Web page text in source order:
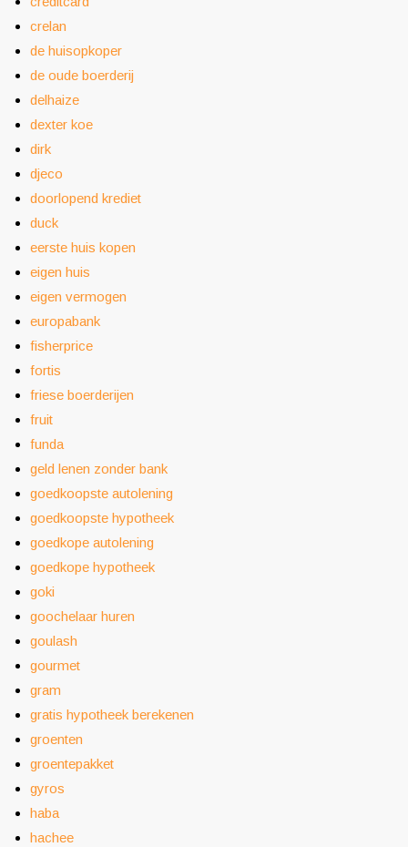
crelan
de huisopkoper
de oude boerderij
delhaize
dexter koe
dirk
djeco
doorlopend krediet
duck
eerste huis kopen
eigen huis
eigen vermogen
europabank
fisherprice
fortis
friese boerderijen
fruit
funda
geld lenen zonder bank
goedkoopste autolening
goedkoopste hypotheek
goedkope autolening
goedkope hypotheek
goki
goochelaar huren
goulash
gourmet
gram
gratis hypotheek berekenen
groenten
groentepakket
gyros
haba
hachee